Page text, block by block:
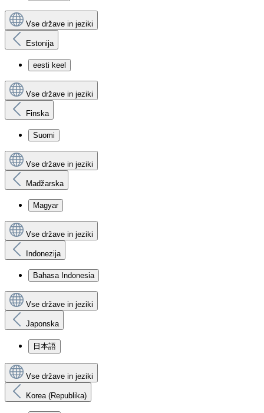
Vse države in jeziki
Estonija
eesti keel
Vse države in jeziki
Finska
Suomi
Vse države in jeziki
Madžarska
Magyar
Vse države in jeziki
Indonezija
Bahasa Indonesia
Vse države in jeziki
Japonska
日本語
Vse države in jeziki
Korea (Republika)